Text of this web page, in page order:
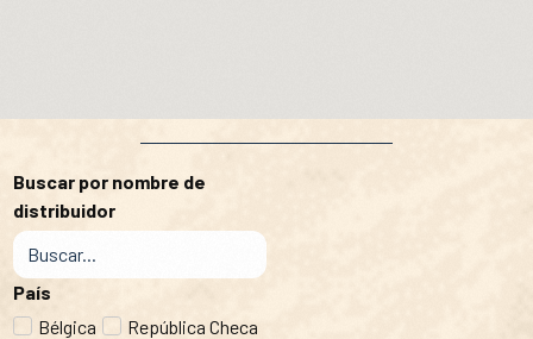
Buscar por nombre de
distribuidor
País
Bélgica
República Checa